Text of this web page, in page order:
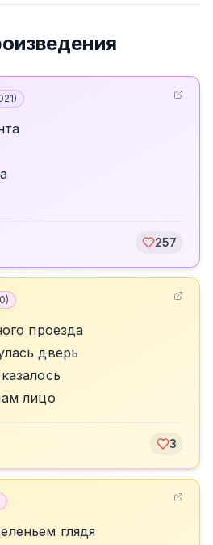
)
257
)
проезда
дверь
лицо
3
глядя